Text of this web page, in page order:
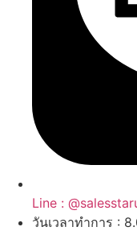
Line :
วันเวลาทำการ :